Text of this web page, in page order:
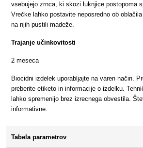
vsebujejo zrnca, ki skozi luknjice postopoma
Vrečke lahko postavite neposredno ob
na njih pustili madeže.
Trajanje učinkovitosti
2 meseca
Biocidni izdelek uporabljajte na varen način.
preberite etiketo in informacije o izdelku.
lahko spremenijo brez izrecnega obvestila.
informativne.
Tabela parametrov